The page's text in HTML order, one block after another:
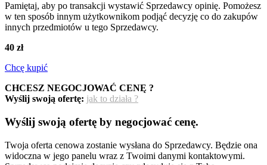
Pamiętaj, aby po transakcji wystawić Sprzedawcy opinię. Pomożesz
w ten sposób innym użytkownikom podjąć decyzję co do zakupów
innych przedmiotów u tego Sprzedawcy.
40 zł
Chcę kupić
CHCESZ NEGOCJOWAĆ CENĘ ?
Wyślij swoją ofertę: jak to działa ?
Wyślij swoją ofertę by negocjować cenę.
Twoja oferta cenowa zostanie wysłana do Sprzedawcy. Będzie ona
widoczna w jego panelu wraz z Twoimi danymi kontaktowymi.